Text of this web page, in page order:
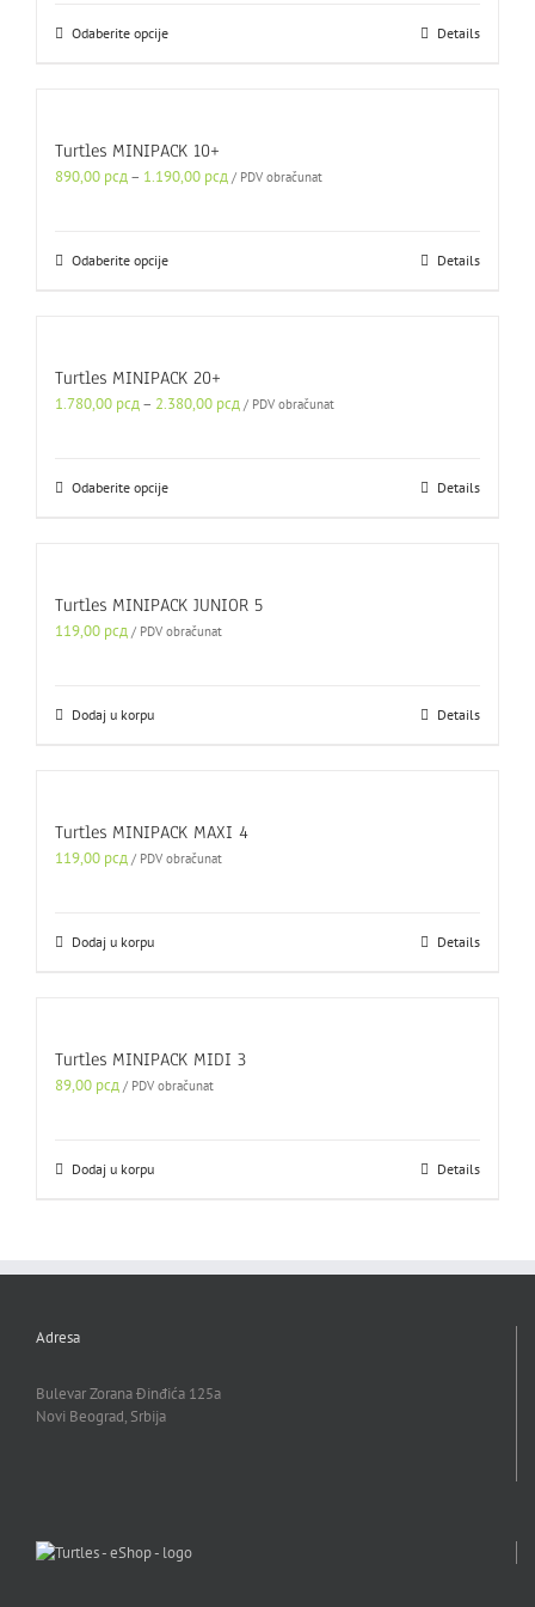
3.897,00 рсд.
Odaberite opcije Details
Turtles MINIPACK 10+
890,00 рсд– 1.190,00 рсд Raspon
/ PDV obračunat
Odaberite opcije Details
Turtles MINIPACK 20+
1.780,00 рсд– 2.380,00 рсд Raspon
/ PDV obračunat
Odaberite opcije Details
Turtles MINIPACK JUNIOR 5
119,00 рсд / PDV obračunat
Dodaj u korpu Details
Turtles MINIPACK MAXI 4
119,00 рсд / PDV obračunat
Dodaj u korpu Details
Turtles MINIPACK MIDI 3
89,00 рсд / PDV obračunat
Dodaj u korpu Details
Adresa
Bulevar Zorana Đinđića 125a
Novi Beograd, Srbija